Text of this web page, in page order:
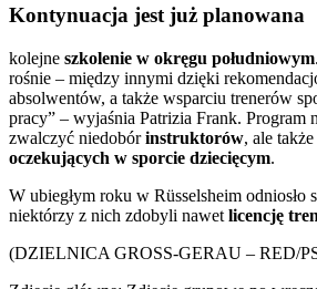
Kontynuacja jest już planowana
kolejne szkolenie w okręgu południowym
rośnie – między innymi dzięki
absolwentów, a także wsparciu trenerów
pracy” – wyjaśnia Patrizia Frank. Program
zwalczyć niedobórinstruktorów, ale także
oczekujących w sporcie dziecięcym.
W ubiegłym roku w Rüsselsheim odniosło
niektórzy z nich zdobyli nawet licencję
(DZIELNICA GROSS-GERAU – RED/